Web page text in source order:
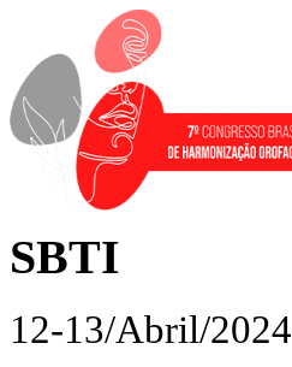
SBTI
12-13/Abril/2024